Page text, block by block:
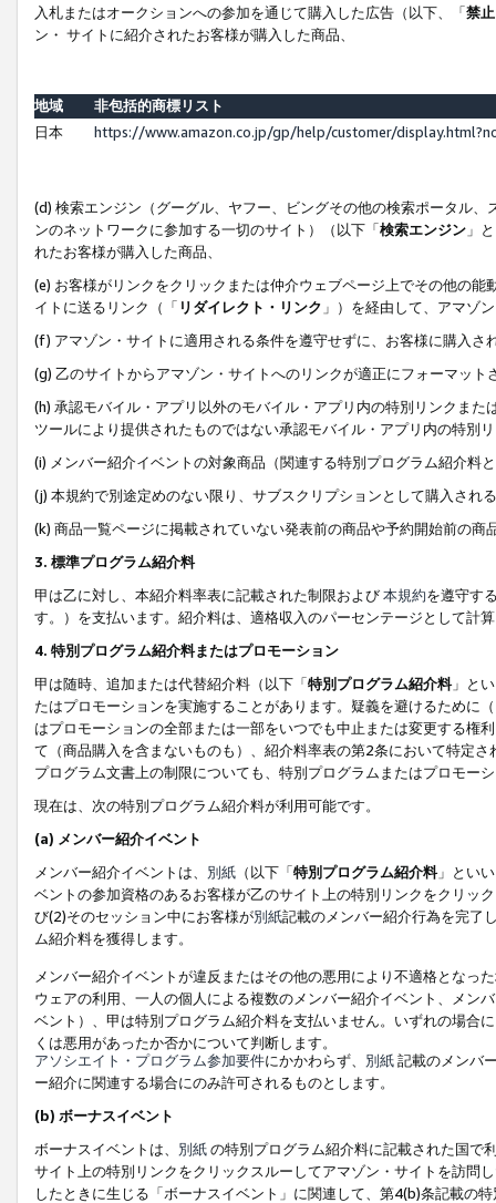
入札またはオークションへの参加を通じて購入した広告（以下、「禁
ン・ サイトに紹介されたお客様が購入した商品、
地域
非包括的商標リスト
日本
https://www.amazon.co.jp/gp/help/customer/
(d) 検索エンジン（グーグル、ヤフー、ビングその他の検索ポータル
ンのネットワークに参加する一切のサイト）（以下「検索エンジン 」
れたお客様が購入した商品、
(e) お客様がリンクをクリックまたは仲介ウェブページ上でその他の
イトに送るリンク（「 リダイレクト・リンク 」）を経由して、アマゾ
(f) アマゾン・サイトに適用される条件を遵守せずに、お客様に購入さ
(g) 乙のサイトからアマゾン・サイトへのリンクが適正にフォーマッ
(h) 承認モバイル・アプリ以外のモバイル・アプリ内の特別リンクま
ツールにより提供されたものではない承認モバイル・アプリ内の特別
(i) メンバー紹介イベントの対象商品（関連する特別プログラム紹介料
(j) 本規約で別途定めのない限り、サブスクリプションとして購入され
(k) 商品一覧ページに掲載されていない発表前の商品や予約開始前の商
3. 標準プログラム紹介料
甲は乙に対し、本紹介料率表に記載された制限および本規約を遵守す
す。）を支払います。紹介料は、適格収入のパーセンテージとして計
4. 特別プログラム紹介料またはプロモーション
甲は随時、追加または代替紹介料（以下「特別プログラム紹介料」と
たはプロモーションを実施することがあります。疑義を避けるために
はプロモーションの全部または一部をいつでも中止または変更する権
て（商品購入を含まないものも）、紹介料率表の第2条において特定
プログラム文書上の制限についても、特別プログラムまたはプロモー
現在は、次の特別プログラム紹介料が利用可能です。
(a) メンバー紹介イベント
メンバー紹介イベントは、 別紙 （以下「特別プログラム紹介料」とい
ベントの参加資格のあるお客様が乙のサイト上の特別リンクをクリッ
び(2)そのセッション中にお客様が別紙記載のメンバー紹介行為を完了
ム紹介料を獲得します。
メンバー紹介イベントが違反またはその他の悪用により不適格となっ
ウェアの利用、一人の個人による複数のメンバー紹介イベント、メン
ベント）、甲は特別プログラム紹介料を支払いません。いずれの場合
くは悪用があったか否かについて判断します。
アソシエイト・プログラム参加要件にかかわらず、 別紙記載のメンバ
ー紹介に関連する場合にのみ許可されるものとします。
(b) ボーナスイベント
ボーナスイベントは、 別紙の特別プログラム紹介料に記載された国で
サイト上の特別リンクをクリックスルーしてアマゾン・サイトを訪問
したときに生じる「ボーナスイベント」に関連して、第4(b)条記載の